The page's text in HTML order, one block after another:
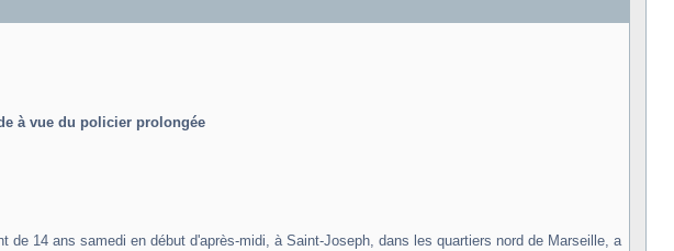
à vue du policier prolongée
14 ans samedi en début d'après-midi, à Saint-Joseph, dans les quartiers nord de Marseille, a